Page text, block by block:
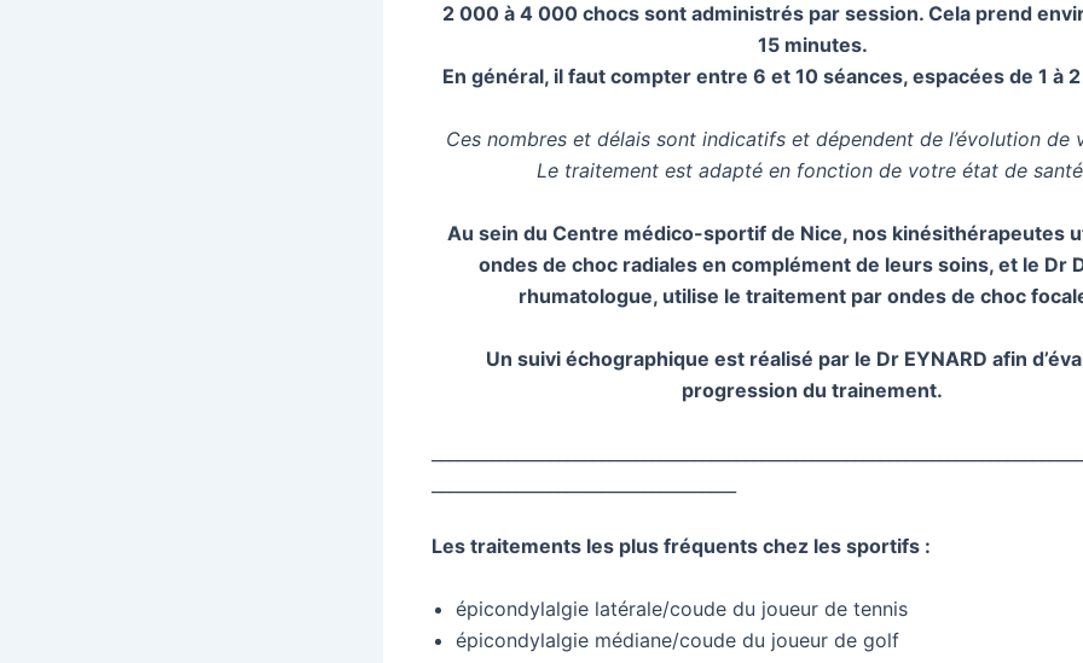
2 000 à 4 000 chocs sont administrés par session. Cela prend
15 minutes.
En général, il faut compter entre 6 et 10 séances, espacées de 1 à
Ces nombres et délais sont indicatifs et dépendent de l’évolution de
Le traitement est adapté en fonction de votre état de
Au sein du Centre médico-sportif de Nice, nos kinésithérapeutes
ondes de choc radiales en complément de leurs soins, et le Dr
rhumatologue, utilise le traitement par ondes de choc
Un suivi échographique est réalisé par le Dr EYNARD afin
progression du trainement.
Les traitements les plus fréquents chez les sportifs :
épicondylalgie latérale/coude du joueur de tennis
épicondylalgie médiane/coude du joueur de golf